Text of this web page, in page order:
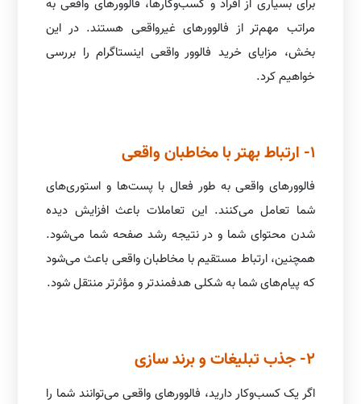
برای بسیاری از افراد و کسب‌وکارها، فالوورهای واقعی به
مراتب مهم‌تر از فالوورهای غیرواقعی هستند. در این
بخش، مزایای خرید فالوور واقعی اینستاگرام را بررسی
خواهیم کرد.
1- ارتباط بهتر با مخاطبان واقعی
فالوورهای واقعی به طور فعال با پست‌ها و استوری‌های
شما تعامل می‌کنند. این تعاملات باعث افزایش دیده
شدن محتوای شما و در نتیجه رشد صفحه شما می‌شود.
همچنین، ارتباط مستقیم با مخاطبان واقعی باعث می‌شود
که پیام‌های شما به شکلی هدفمندتر و مؤثرتر منتقل شود.
2- جذب تبلیغات و برند سازی
اگر یک کسب‌وکار دارید، فالوورهای واقعی می‌توانند شما را